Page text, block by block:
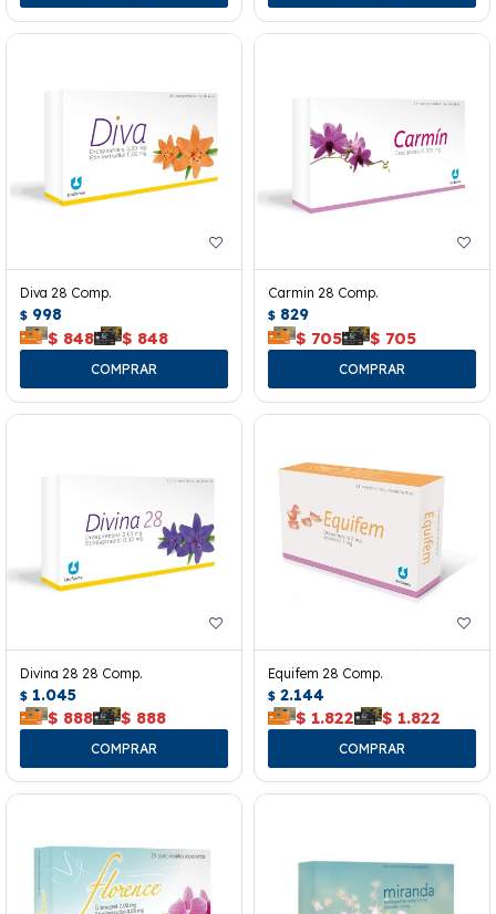
Diva 28 Comp.
$ 998
$ 848 $ 848
Carmin 28 Comp.
$ 829
$ 705 $ 705
Divina 28 28 Comp.
$ 1.045
$ 888 $ 888
Equifem 28 Comp.
$ 2.144
$ 1.822 $ 1.822